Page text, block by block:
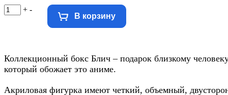
+ -
В корзину
Коллекционный бокс Блич – подарок близкому
который обожает это аниме.
Акриловая фигурка имеют четкий, объемный,